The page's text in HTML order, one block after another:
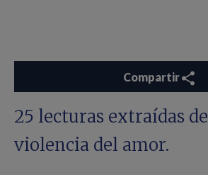
Compartir
25 lecturas extraídas de
violencia del amor.